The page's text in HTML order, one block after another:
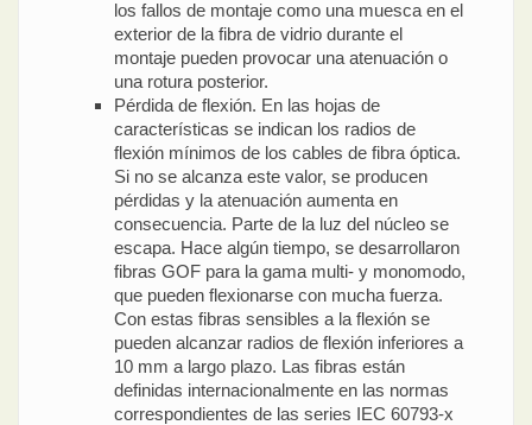
los fallos de montaje como una muesca en el
exterior de la fibra de vidrio durante el
montaje pueden provocar una atenuación o
una rotura posterior.
Pérdida de flexión. En las hojas de
características se indican los radios de
flexión mínimos de los cables de fibra óptica.
Si no se alcanza este valor, se producen
pérdidas y la atenuación aumenta en
consecuencia. Parte de la luz del núcleo se
escapa. Hace algún tiempo, se desarrollaron
fibras GOF para la gama multi- y monomodo,
que pueden flexionarse con mucha fuerza.
Con estas fibras sensibles a la flexión se
pueden alcanzar radios de flexión inferiores a
10 mm a largo plazo. Las fibras están
definidas internacionalmente en las normas
correspondientes de las series IEC 60793-x